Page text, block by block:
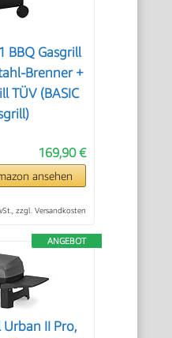
BBQ Gasgrill
Brenner +
TÜV (BASIC
169,90 €
ansehen
zzgl. Versandkosten
ANGEBOT
Urban II Pro,